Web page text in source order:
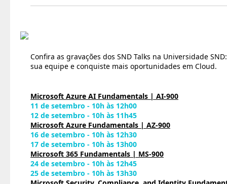
Confira as gravações dos SND Talks na Universidade
sua equipe e conquiste mais oportunidades em Cloud.
Microsoft Azure AI Fundamentals | AI-900
11 de setembro - 10h às 12h00
12 de setembro - 10h às 11h45
Microsoft Azure Fundamentals | AZ-900
16 de setembro - 10h às 12h30
17 de setembro - 10h às 13h00
Microsoft 365 Fundamentals | MS-900
24 de setembro - 10h às 12h45
25 de setembro - 10h às 13h30